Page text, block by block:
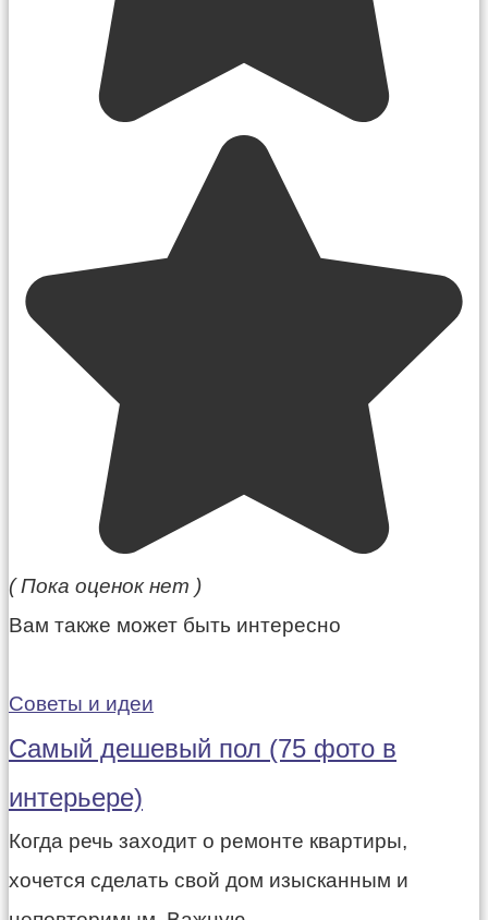
( Пока оценок нет )
Вам также может быть интересно
Советы и идеи
Самый дешевый пол (75 фото в
интерьере)
Когда речь заходит о ремонте квартиры,
хочется сделать свой дом изысканным и